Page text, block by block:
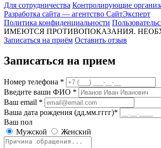
Для сотрудничества Контролирующие
Разработка сайта — агентство СайтЭксперт
Политика конфиденциальности
ИМЕЮТСЯ ПРОТИВОПОКАЗАНИЯ.
Записаться на приём Оставить отзыв
Записаться на прием
Номер телефона *
Введите ваши ФИО *
Ваш email *
Ваша дата рождения (дд.мм.гггг)*
Ваш пол
Мужской
Женский